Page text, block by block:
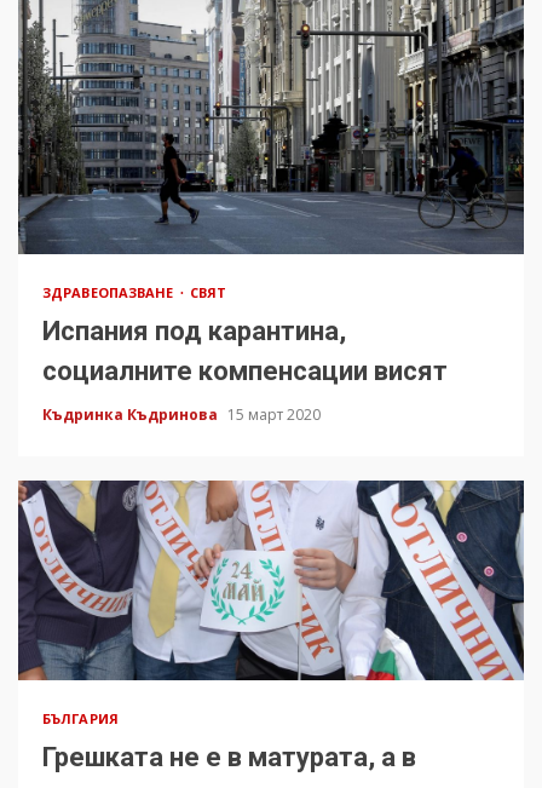
ЗДРАВЕОПАЗВАНЕ СВЯТ
Испания под карантина,
социалните компенсации висят
Къдринка Къдринова 15 март 2020
БЪЛГАРИЯ
Грешката не е в матурата, а в